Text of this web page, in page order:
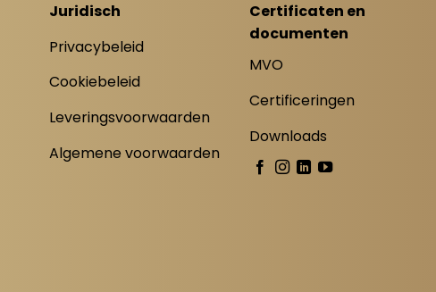
Juridisch
Privacybeleid
Cookiebeleid
Leveringsvoorwaarden
Algemene voorwaarden
Certificaten en
documenten
MVO
Certificeringen
Downloads